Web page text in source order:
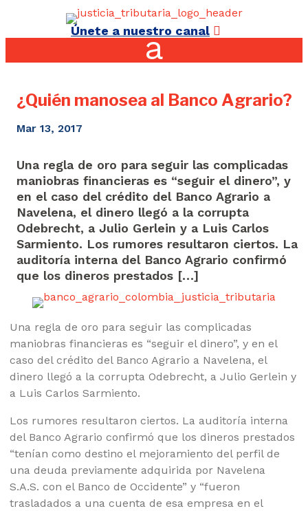
Únete a nuestro canal
¿Quién manosea al Banco Agrario?
Mar 13, 2017
Una regla de oro para seguir las complicadas
maniobras financieras es “seguir el dinero”, y
en el caso del crédito del Banco Agrario a
Navelena, el dinero llegó a la corrupta
Odebrecht, a Julio Gerlein y a Luis Carlos
Sarmiento. Los rumores resultaron ciertos. La
auditoría interna del Banco Agrario confirmó
que los dineros prestados […]
Una regla de oro para seguir las complicadas
maniobras financieras es “seguir el dinero”, y en el
caso del crédito del Banco Agrario a Navelena, el
dinero llegó a la corrupta Odebrecht, a Julio Gerlein y
a Luis Carlos Sarmiento.
Los rumores resultaron ciertos. La auditoría interna
del Banco Agrario confirmó que los dineros prestados
“tenían como destino el mejoramiento del perfil de
una deuda previamente adquirida por Navelena
S.A.S. con el Banco de Occidente” y “fueron
trasladados a una cuenta de esa empresa en el